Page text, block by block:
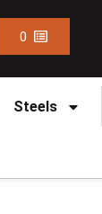
0
Steels